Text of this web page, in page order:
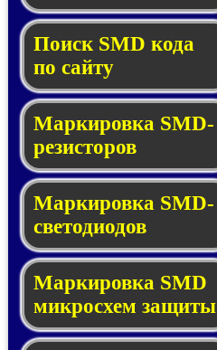
Поиск SMD ко­да
по сай­ту
Маркировка SMD-
ре­зис­то­ров
Маркировка SMD-
све­то­дио­дов
Мар­ки­ров­ка SMD
мик­рос­хем защиты